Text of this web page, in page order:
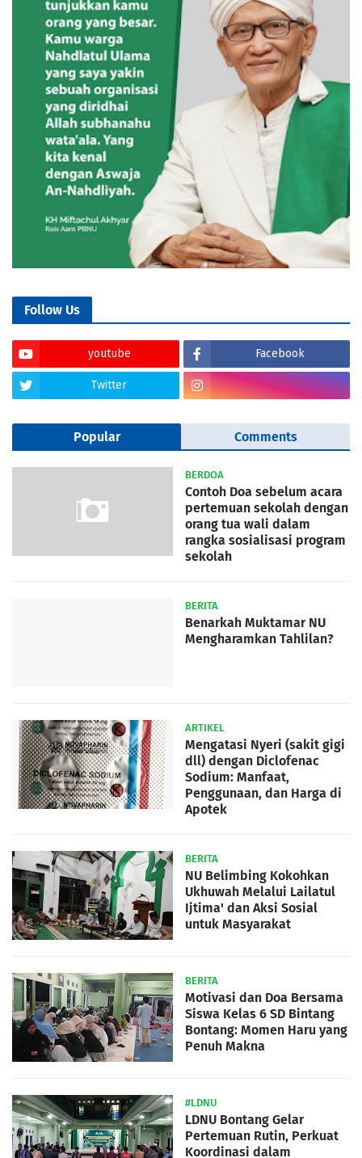
Follow Us
youtube Facebook
Twitter
Popular Comments
BERDOA
Contoh Doa sebelum acara
pertemuan sekolah dengan
orang tua wali dalam
rangka sosialisasi program
sekolah
BERITA
Benarkah Muktamar NU
Mengharamkan Tahlilan?
ARTIKEL
Mengatasi Nyeri (sakit gigi
dll) dengan Diclofenac
Sodium: Manfaat,
Penggunaan, dan Harga di
Apotek
BERITA
NU Belimbing Kokohkan
Ukhuwah Melalui Lailatul
Ijtima' dan Aksi Sosial
untuk Masyarakat
BERITA
Motivasi dan Doa Bersama
Siswa Kelas 6 SD Bintang
Bontang: Momen Haru yang
Penuh Makna
#LDNU
LDNU Bontang Gelar
Pertemuan Rutin, Perkuat
Koordinasi dalam